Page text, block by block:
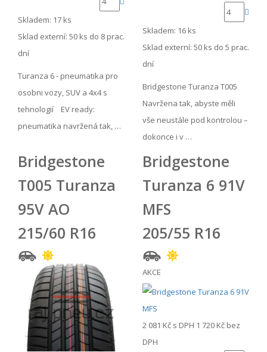
Skladem: 17 ks
Sklad externí: 50 ks do 8 prac.
dní
Turanza 6 - pneumatika pro
osobni vozy, SUV a 4x4 s
tehnologií EV ready:
pneumatika navržená tak, …
Skladem: 16 ks
Sklad externí: 50 ks do 5 prac.
dní
Bridgestone Turanza T005
Navržena tak, abyste měli
vše neustále pod kontrolou –
dokonce i v …
Bridgestone
T005 Turanza
95V AO
215/60 R16
Bridgestone
Turanza 6 91V
MFS
205/55 R16
AKCE
2 081 Kč s DPH 1 720 Kč bez
DPH